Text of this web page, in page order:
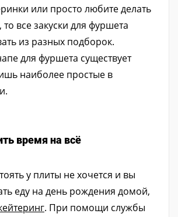
или просто любите делать
все закуски для фуршета
из разных подборок.
для фуршета существует
наиболее простые в
время на всё
у плиты не хочется и вы
еду на день рождения домой,
. При помощи службы